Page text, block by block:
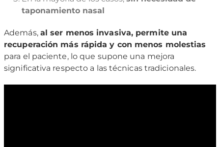
taponamiento nasal
Además, al ser menos invasiva, permite una
recuperación más rápida y con menos molestias
para el paciente, lo que supone una mejora
significativa respecto a las técnicas tradicionales.